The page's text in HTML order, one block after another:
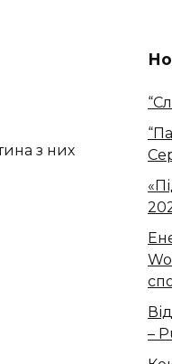
з них
–